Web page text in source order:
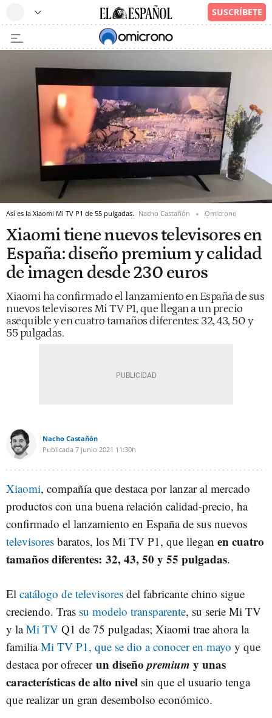
Así es la Xiaomi Mi TV P1 de 55 pulgadas. Nacho Castañón Omicrono
Xiaomi tiene nuevos televisores en
España: diseño premium y calidad
de imagen desde 230 euros
Xiaomi ha confirmado el lanzamiento en España de sus
nuevos televisores Mi TV P1, que llegan a un precio
asequible y en cuatro tamaños diferentes: 32, 43, 50 y
55 pulgadas.
Nacho Castañón
Publicada 7 junio 2021 11:30h
Xiaomi, compañía que destaca por lanzar al mercado
productos con una buena relación calidad-precio, ha
confirmado el lanzamiento en España de sus nuevos
televisores baratos, los Mi TV P1, que llegan en cuatro
tamaños diferentes: 32, 43, 50 y 55 pulgadas.
El catálogo de televisores del fabricante chino sigue
creciendo. Tras su modelo transparente, su serie Mi TV
y laMi TV Q1 de 75 pulgadas; Xiaomi trae ahora la
familiaMi TV P1, que se dio a conocer en mayo y que
destaca por ofrecer un diseñopremium y unas
características de alto nivel sin que el usuario tenga
que realizar un gran desembolso económico.